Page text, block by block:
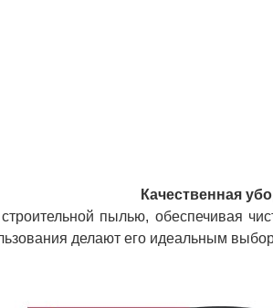
Качественная
пылью, обеспечивая
делают его идеальным